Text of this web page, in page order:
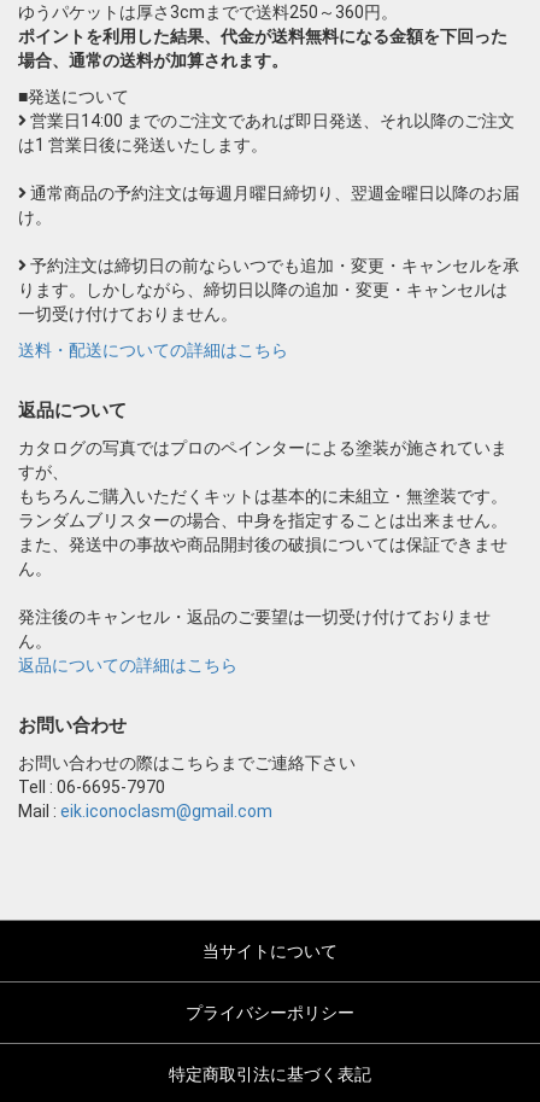
ゆうパケットは厚さ3cmまでで送料250～360円。
ポイントを利用した結果、代金が送料無料になる金額を下回った
場合、通常の送料が加算されます。
■発送について
営業日14:00 までのご注文であれば即日発送、それ以降のご注文
は1 営業日後に発送いたします。
通常商品の予約注文は毎週月曜日締切り、翌週金曜日以降のお届
け。
予約注文は締切日の前ならいつでも追加・変更・キャンセルを承
ります。しかしながら、締切日以降の追加・変更・キャンセルは
一切受け付けておりません。
送料・配送についての詳細はこちら
返品について
カタログの写真ではプロのペインターによる塗装が施されていま
すが、
もちろんご購入いただくキットは基本的に未組立・無塗装です。
ランダムブリスターの場合、中身を指定することは出来ません。
また、発送中の事故や商品開封後の破損については保証できませ
ん。
発注後のキャンセル・返品のご要望は一切受け付けておりませ
ん。
返品についての詳細はこちら
お問い合わせ
お問い合わせの際はこちらまでご連絡下さい
Tell : 06-6695-7970
Mail : eik.iconoclasm@gmail.com
当サイトについて
プライバシーポリシー
特定商取引法に基づく表記